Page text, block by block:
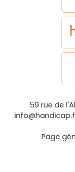
59 rue de
Page